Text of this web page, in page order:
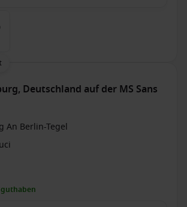
Deutschland auf der MS Sans
An Berlin-Tegel